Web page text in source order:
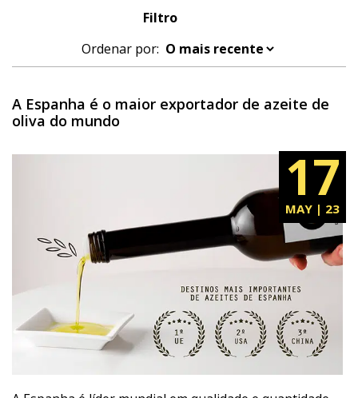
Ordenar por:
A Espanha é o maior exportador de azeite de
oliva do mundo
17
MAY | 23
Filtro